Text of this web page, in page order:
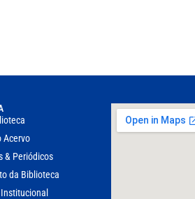
Acervo
& Periódicos
da Biblioteca